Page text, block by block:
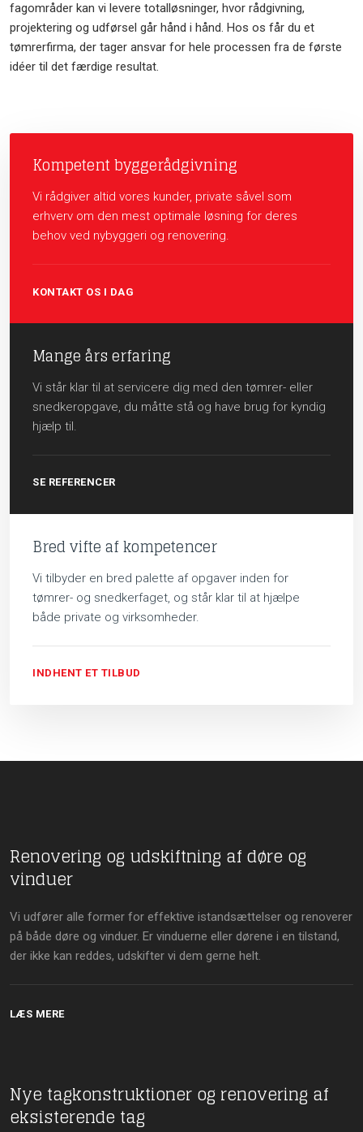
fagområder kan vi levere totalløsninger, hvor rådgivning,
projektering og udførsel går hånd i hånd. Hos os får du et
tømrerfirma, der tager ansvar for hele processen fra de første
idéer til det færdige resultat.
Kompetent byggerådgivning
Vi rådgiver altid vores kunder, private såvel som
erhverv om den mest optimale løsning for deres
behov ved nybyggeri og renovering.
KONTAKT OS I DAG
Mange års erfaring
Vi står klar til at servicere dig med den tømrer- eller
snedkeropgave, du måtte stå og have brug for kyndig
hjælp til.
SE REFERENCER
Bred vifte af kompetencer
Vi tilbyder en bred palette af opgaver inden for
tømrer- og snedkerfaget, og står klar til at hjælpe
både private og virksomheder.
INDHENT ET TILBUD​
Renovering og udskiftning af døre og
vinduer
Vi udfører alle former for effektive istandsættelser og renoverer
på både døre og vinduer. Er vinduerne eller dørene i en tilstand,
der ikke kan reddes, udskifter vi dem gerne helt.
LÆS MERE
Nye tagkonstruktioner og renovering af
eksisterende tag